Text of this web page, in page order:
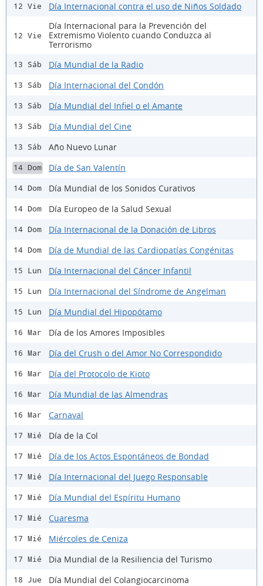
12 Vie Día Internacional contra el uso de Niños Soldado
12 Vie
Día Internacional para la Prevención del
Extremismo Violento cuando Conduzca al
Terrorismo
13 Sáb Día Mundial de la Radio
13 Sáb Día Internacional del Condón
13 Sáb Día Mundial del Infiel o el Amante
13 Sáb Día Mundial del Cine
13 Sáb Año Nuevo Lunar
14 Dom Día de San Valentín
14 Dom Día Mundial de los Sonidos Curativos
14 Dom Día Europeo de la Salud Sexual
14 Dom Día Internacional de la Donación de Libros
14 Dom Día de Mundial de las Cardiopatías Congénitas
15 Lun Día Internacional del Cáncer Infantil
15 Lun Día Internacional del Síndrome de Angelman
15 Lun Día Mundial del Hipopótamo
16 Mar Día de los Amores Imposibles
16 Mar Día del Crush o del Amor No Correspondido
16 Mar Día del Protocolo de Kioto
16 Mar Día Mundial de las Almendras
16 Mar Carnaval
17 Mié Día de la Col
17 Mié Día de los Actos Espontáneos de Bondad
17 Mié Día Internacional del Juego Responsable
17 Mié Día Mundial del Espíritu Humano
17 Mié Cuaresma
17 Mié Miércoles de Ceniza
17 Mié Dia Mundial de la Resiliencia del Turismo
18 Jue Día Mundial del Colangiocarcinoma